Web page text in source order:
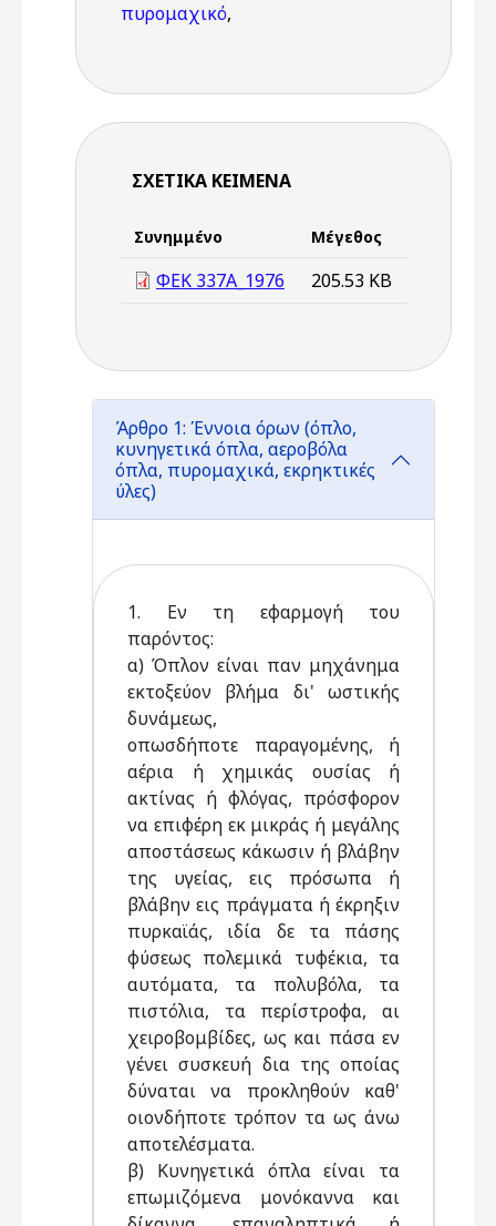
πυρομαχικό,
ΣΧΕΤΙΚΆ ΚΕΊΜΕΝΑ
Συνημμένο Μέγεθος
ΦΕΚ 337Α_1976 205.53 KB
Άρθρο 1: Έννοια όρων (όπλο,
κυνηγετικά όπλα, αεροβόλα
όπλα, πυρομαχικά, εκρηκτικές
ύλες)
1. Εν τη εφαρμογή του
παρόντος:
α) Όπλον είναι παν μηχάνημα
εκτοξεύον βλήμα δι' ωστικής
δυνάμεως,
οπωσδήποτε παραγομένης, ή
αέρια ή χημικάς ουσίας ή
ακτίνας ή φλόγας, πρόσφορον
να επιφέρη εκ μικράς ή μεγάλης
αποστάσεως κάκωσιν ή βλάβην
της υγείας, εις πρόσωπα ή
βλάβην εις πράγματα ή έκρηξιν
πυρκαϊάς, ιδία δε τα πάσης
φύσεως πολεμικά τυφέκια, τα
αυτόματα, τα πολυβόλα, τα
πιστόλια, τα περίστροφα, αι
χειροβομβίδες, ως και πάσα εν
γένει συσκευή δια της οποίας
δύναται να προκληθούν καθ'
οιονδήποτε τρόπον τα ως άνω
αποτελέσματα.
β) Κυνηγετικά όπλα είναι τα
επωμιζόμενα μονόκαννα και